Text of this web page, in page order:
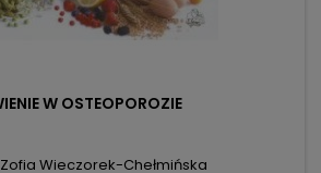
W OSTEOPOROZIE
Wieczorek-Chełmińska